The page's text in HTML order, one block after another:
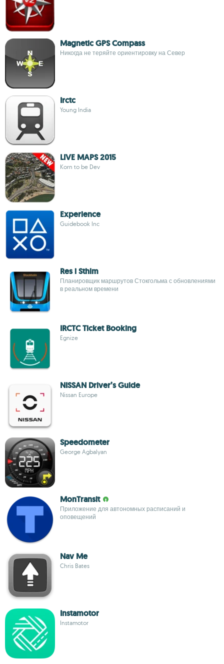
Magnetic GPS Compass
Никогда не теряйте ориентировку на Север
Irctc
Young India
LIVE MAPS 2015
Korn to be Dev
Experience
Guidebook Inc
Res i Sthlm
Планировщик маршрутов Стокгольма с обновлениями
в реальном времени
IRCTC Ticket Booking
Egnize
NISSAN Driver’s Guide
Nissan Europe
Speedometer
George Agbalyan
MonTransit
Приложение для автономных расписаний и
оповещений
Nav Me
Chris Bates
Instamotor
Instamotor